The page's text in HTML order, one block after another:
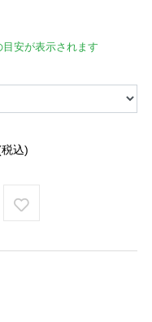
安が表示されます
込)